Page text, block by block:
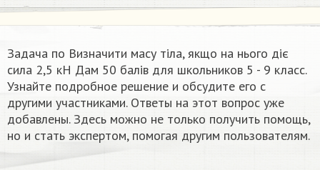
Задача по Визначити масу тіла, якщо на нього діє
сила 2,5 кН Дам 50 балів для школьников 5 - 9 класс.
Узнайте подробное решение и обсудите его с
другими участниками. Ответы на этот вопрос уже
добавлены. Здесь можно не только получить помощь,
но и стать экспертом, помогая другим пользователям.